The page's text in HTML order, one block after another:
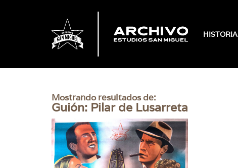
HISTORIA
Mostrando resultados de:
Guión: Pilar de Lusarreta